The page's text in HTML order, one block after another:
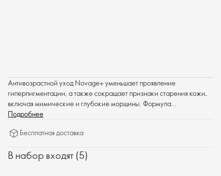
Антивозрастной уход Novage+ уменьшает проявление
гиперпигментации, а также сокращает признаки старения кожи,
включая мимические и глубокие морщины. Формула
обеспечивает превосходную эффективность, делая кожу более
Подробнее
Бесплатная доставка
В набор входят (5)